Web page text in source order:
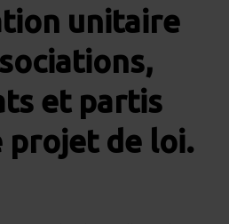
unitaire
et partis
projet de loi.